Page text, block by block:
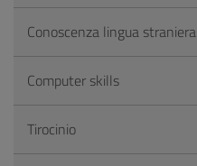
Conoscenza lingua straniera
Computer skills
Tirocinio